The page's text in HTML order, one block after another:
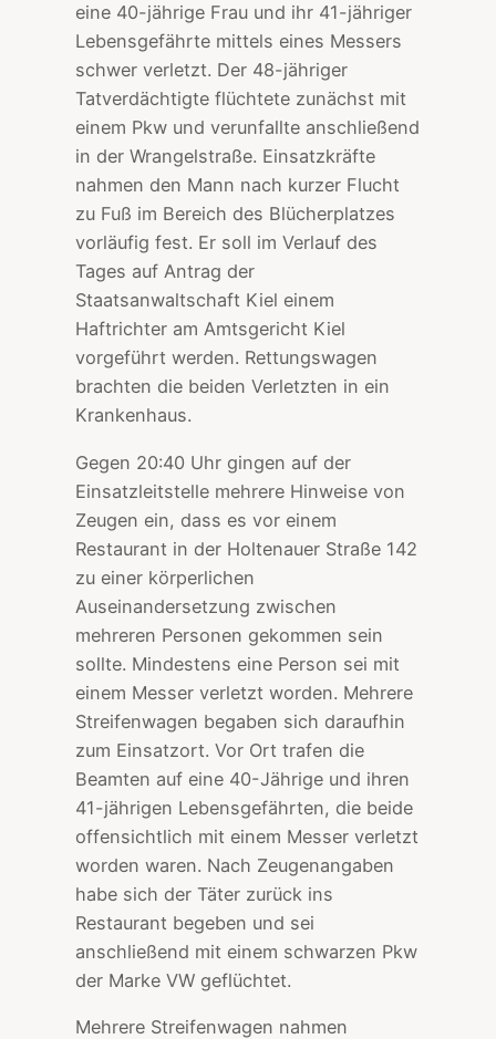
eine 40-jährige Frau und ihr 41-jähriger
Lebensgefährte mittels eines Messers
schwer verletzt. Der 48-jähriger
Tatverdächtigte flüchtete zunächst mit
einem Pkw und verunfallte anschließend
in der Wrangelstraße. Einsatzkräfte
nahmen den Mann nach kurzer Flucht
zu Fuß im Bereich des Blücherplatzes
vorläufig fest. Er soll im Verlauf des
Tages auf Antrag der
Staatsanwaltschaft Kiel einem
Haftrichter am Amtsgericht Kiel
vorgeführt werden. Rettungswagen
brachten die beiden Verletzten in ein
Krankenhaus.
Gegen 20:40 Uhr gingen auf der
Einsatzleitstelle mehrere Hinweise von
Zeugen ein, dass es vor einem
Restaurant in der Holtenauer Straße 142
zu einer körperlichen
Auseinandersetzung zwischen
mehreren Personen gekommen sein
sollte. Mindestens eine Person sei mit
einem Messer verletzt worden. Mehrere
Streifenwagen begaben sich daraufhin
zum Einsatzort. Vor Ort trafen die
Beamten auf eine 40-Jährige und ihren
41-jährigen Lebensgefährten, die beide
offensichtlich mit einem Messer verletzt
worden waren. Nach Zeugenangaben
habe sich der Täter zurück ins
Restaurant begeben und sei
anschließend mit einem schwarzen Pkw
der Marke VW geflüchtet.
Mehrere Streifenwagen nahmen